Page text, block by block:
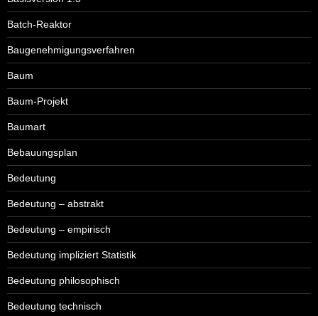
Batch-Reaktor
Baugenehmigungsverfahren
Baum
Baum-Projekt
Baumart
Bebauungsplan
Bedeutung
Bedeutung – abstrakt
Bedeutung – empirisch
Bedeutung impliziert Statistik
Bedeutung philosophisch
Bedeutung technisch